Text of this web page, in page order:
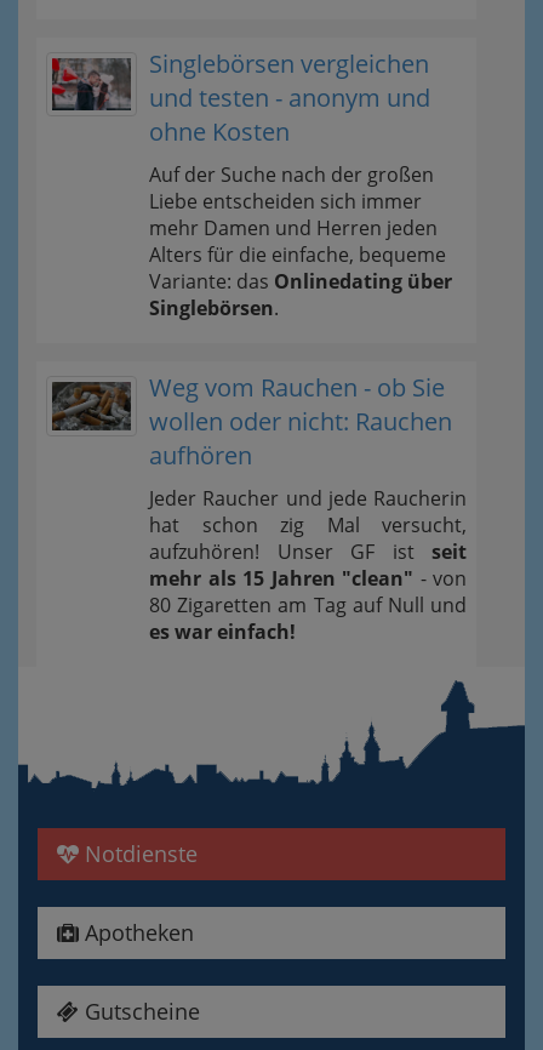
Singlebörsen vergleichen
und testen - anonym und
ohne Kosten
Auf der Suche nach der großen
Liebe entscheiden sich immer
mehr Damen und Herren jeden
Alters für die einfache, bequeme
Variante: das Onlinedating über
Singlebörsen.
Weg vom Rauchen - ob Sie
wollen oder nicht: Rauchen
aufhören
Jeder Raucher und jede Raucherin
hat schon zig Mal versucht,
aufzuhören! Unser GF ist seit
mehr als 15 Jahren "clean" - von
80 Zigaretten am Tag auf Null und
es war einfach!
Notdienste
Apotheken
Gutscheine